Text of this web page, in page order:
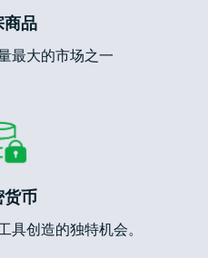
商品
最大的市场之一
货币
具创造的独特机会。